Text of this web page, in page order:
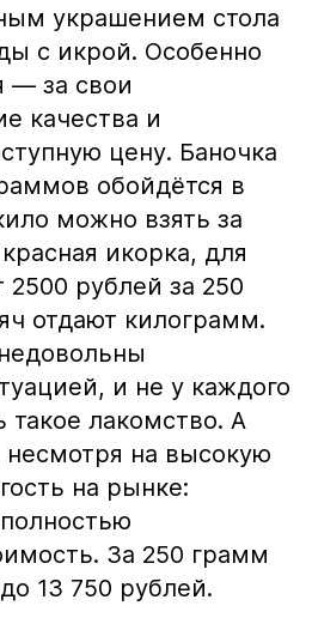
украшением стола
с икрой. Особенно
— за свои
качества и
цену. Баночка
обойдётся в
можно взять за
икорка, для
2500 рублей за 250
отдают килограмм.
и не у каждого
такое лакомство. А
несмотря на высокую
на рынке:
За 250 грамм
13 750 рублей.